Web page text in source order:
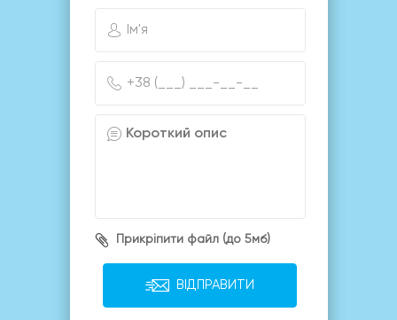
Прикріпити файл (до 5мб)
ВІДПРАВИТИ